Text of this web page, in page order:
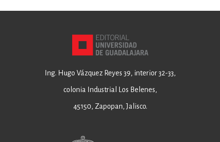
Ing. Hugo Vázquez Reyes 39, interior 32-33,
colonia Industrial Los Belenes,
45150, Zapopan, Jalisco.